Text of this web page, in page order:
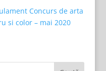
de arta
si color – mai 2020